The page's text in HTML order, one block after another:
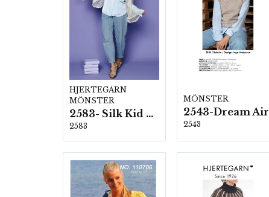
HJERTEGARN
MÖNSTER
2583- Silk Kid Mohair
2583
MÖNSTER
2543-Dream Air
2543